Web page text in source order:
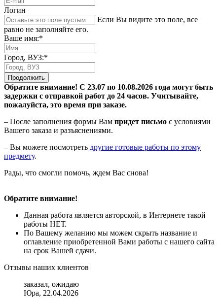
Логин
Если Вы видите это поле, все
равно не заполняйте его.
Ваше имя:*
Город, ВУЗ:*
Продолжить
Обратите внимание! С 23.07 по 10.08.2026 года могут быть
задержки с отправкой работ до 24 часов. Учитывайте,
пожалуйста, это время при заказе.
– После заполнения формы Вам придет письмо с условиями
Вашего заказа и разъяснениями.
– Вы можете посмотреть другие готовые работы по этому
предмету.
Рады, что смогли помочь, ждем Вас снова!
Обратите внимание!
Данная работа является авторской, в Интернете такой
работы НЕТ.
По Вашему желанию мы можем скрыть название и
оглавление приобретенной Вами работы с нашего сайта
на срок Вашей сдачи.
Отзывы наших клиентов
заказал, ожидаю
Юра, 22.04.2026